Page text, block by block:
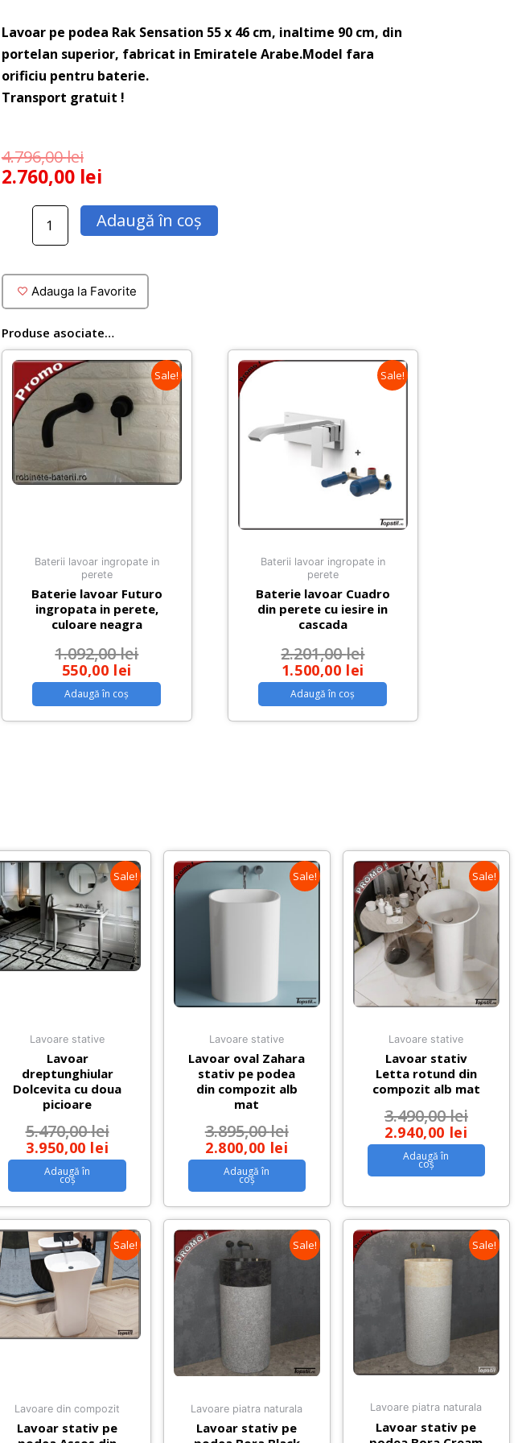
Lavoar pe podea Rak Sensation 55 x 46 cm, inaltime 90 cm, din
portelan superior, fabricat in Emiratele Arabe.Model fara
orificiu pentru baterie.
Transport gratuit !
4.796,00lei
2.760,00 lei
Cantitate
pe
podea
Sensation
din
portelan
fara
orificiu
baterie
Adaugă în coș
Adauga la Favorite
Produse asociate…
Sale!
Baterii lavoar ingropate in
perete
Baterie lavoar Futuro
ingropata in perete,
culoare neagra
1.092,00lei
550,00 lei
Adaugă în coș
Sale!
Baterii lavoar ingropate in
perete
Baterie lavoar Cuadro
din perete cu iesire in
cascada
2.201,00lei
1.500,00 lei
Adaugă în coș
Sale!
Lavoare stative
Lavoar
dreptunghiular
Dolcevita cu doua
picioare
5.470,00lei
3.950,00 lei
Adaugă în
coș
Sale!
Lavoare stative
Lavoar oval Zahara
stativ pe podea
din compozit alb
mat
3.895,00lei
2.800,00 lei
Adaugă în
coș
Sale!
Lavoare stative
Lavoar stativ
Letta rotund din
compozit alb mat
3.490,00lei
2.940,00 lei
Adaugă în
coș
Sale!
Lavoare din compozit
Lavoar stativ pe
Sale!
Lavoare piatra naturala
Lavoar stativ pe
Sale!
Lavoare piatra naturala
Lavoar stativ pe